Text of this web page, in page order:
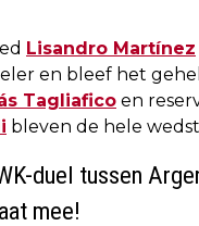
Lisandro Martínez
en bleef het
Tagliafico en
bleven de hele
duel tussen
mee!